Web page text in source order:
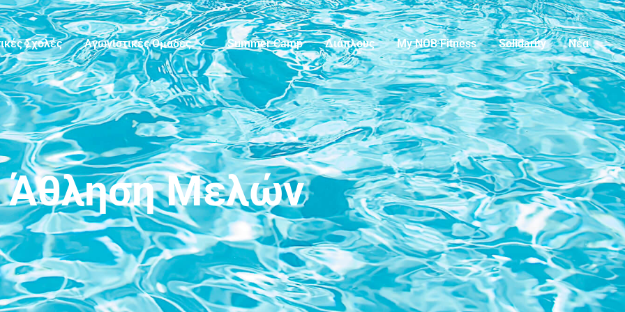
Σχολές Αγωνιστικές Ομάδες Summer Camp Διάπλους My NOB Fitness Solidarity
Νέα
Άθληση Μελών